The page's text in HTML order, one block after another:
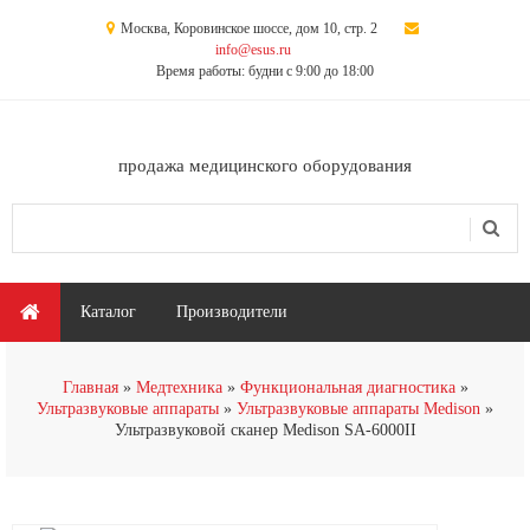
Москва, Коровинское шоссе, дом 10, стр. 2
info@esus.ru
Время работы: будни с 9:00 до 18:00
продажа медицинского оборудования
Главное меню
Каталог Производители
Главная Медтехника
Функциональная диагностика
Ультразвуковые аппараты
Ультразвуковые аппараты Medison
Ультразвуковой сканер Medison SA-6000II